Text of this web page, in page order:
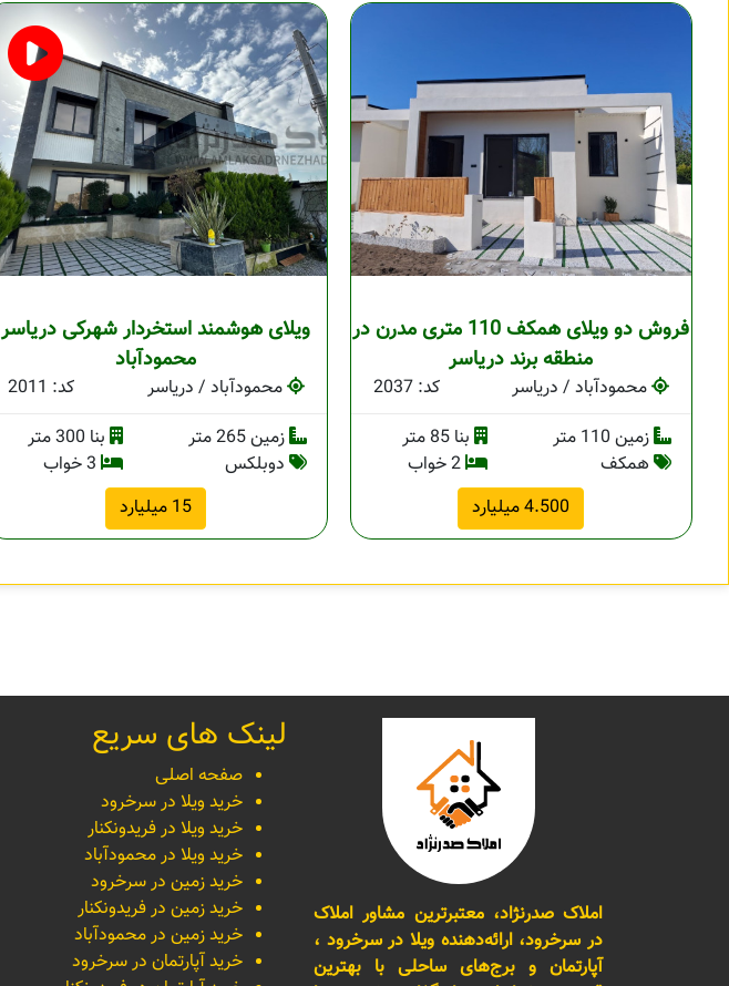
فروش دو ویلای همکف 110 متری مدرن در
منطقه برند دریاسر
محمودآباد / دریاسر
کد: 2037
زمین 110 متر
بنا 85 متر
همکف
2 خواب
4.500 میلیارد
ویلای هوشمند استخردار شهرکی دریاسر
محمودآباد
محمودآباد / دریاسر
کد: 2011
زمین 265 متر
بنا 300 متر
دوبلکس
15 میلیارد
املاک صدرنژاد، معتبرترین مشاور املاک
در سرخرود، ارائه‌دهنده ویلا در سرخرود ،
آپارتمان و برج‌های ساحلی با بهترین
لینک های سریع
صفحه اصلی
خرید ویلا در سرخرود
خرید ویلا در فریدونکنار
خرید ویلا در محمودآباد
خرید زمین در سرخرود
خرید زمین در فریدونکنار
خرید زمین در محمودآباد
خرید آپارتمان در سرخرود